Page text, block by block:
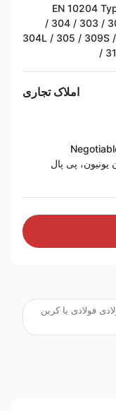
EN 10204
201 / 202 / 301 / 302 / 303 / 304 /
304L / 305 / 309S
املاک تجاری
فولادی با کربن